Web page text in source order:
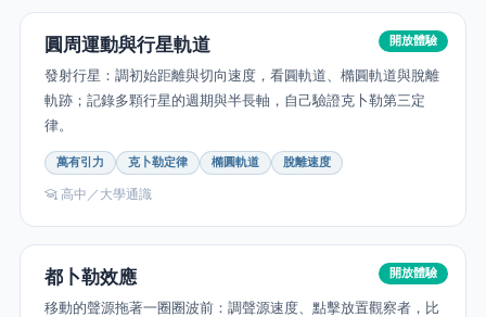
開放體驗
圓周運動與行星軌道
發射行星：調初始距離與切向速度，看圓軌道、橢圓軌道與脫離
軌跡；記錄多顆行星的週期與半長軸，自己驗證克卜勒第三定
律。
萬有引力 克卜勒定律 橢圓軌道 脫離速度
高中／大學通識
開放體驗
都卜勒效應
移動的聲源拖著一圈圈波前：調聲源速度、點擊放置觀察者，比